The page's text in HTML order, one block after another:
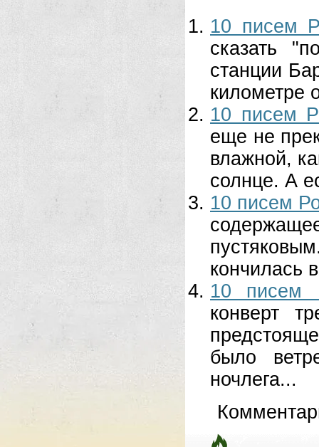
10 писем
сказать
станции
километре
10 писем
еще не
влажной,
солнце. А
10 писем
кончилась
10 писем
конверт
было
ночлега...